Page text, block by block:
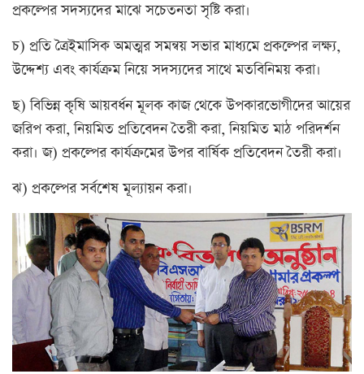
প্রকল্পের সদস্যদের মাঝে সচেতনতা সৃষ্টি করা।
চ) প্রতি ত্রৈইমাসিক অমত্মর সমন্বয় সভার মাধ্যমে প্রকল্পের লক্ষ্য,
উদ্দেশ্য এবং কার্যক্রম নিয়ে সদস্যদের সাথে মতবিনিময় করা।
ছ) বিভিন্ন কৃষি আয়বর্ধন মূলক কাজ থেকে উপকারভোগীদের আয়ের
জরিপ করা, নিয়মিত প্রতিবেদন তৈরী করা, নিয়মিত মাঠ পরিদর্শন
করা। জ) প্রকল্পের কার্যক্রমের উপর বার্ষিক প্রতিবেদন তৈরী করা।
ঝ) প্রকল্পের সর্বশেষ মূল্যায়ন করা।